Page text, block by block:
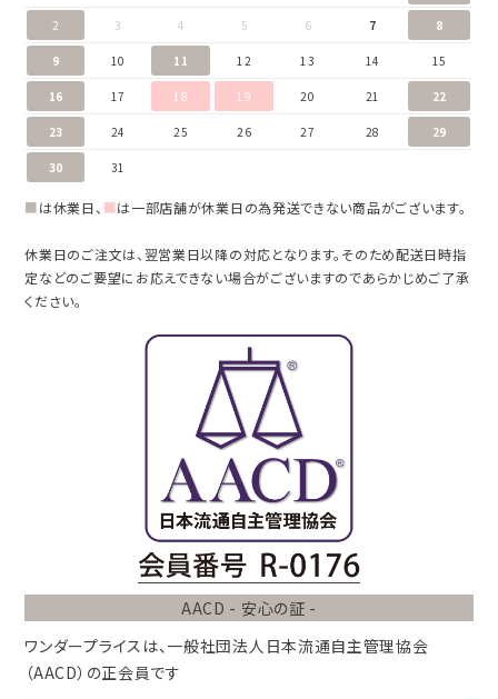
2 3 4 5 6 7 8
9 10 11 12 13 14 15
16 17 18 19 20 21 22
23 24 25 26 27 28 29
30 31
■は休業日、 ■は一部店舗が休業日の為発送できない商品がございます。
休業日のご注文は、翌営業日以降の対応となります。そのため配送日時指
定などのご要望にお応えできない場合がございますのであらかじめご了承
ください。
AACD - 安心の証 -
ワンダープライスは、一般社団法人 日本流通自主管理協会
（AACD） の正会員です